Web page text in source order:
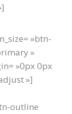
»btn-
»
»0px 0px
»]
outline